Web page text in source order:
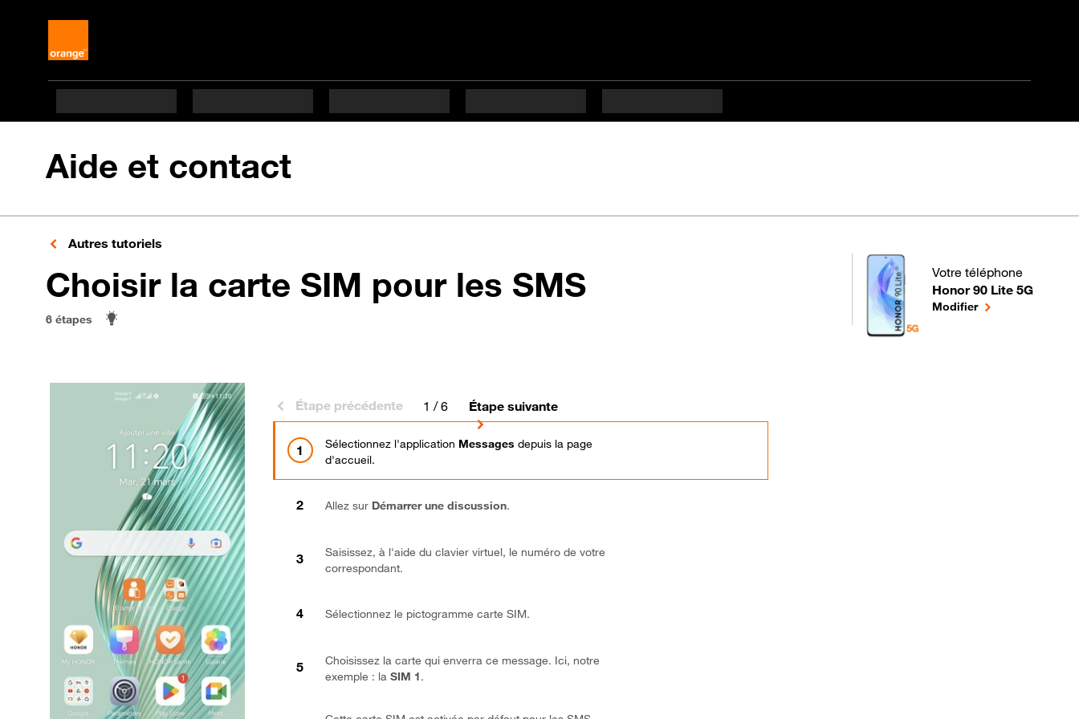
Aide et contact
Autres tutoriels
Choisir la carte SIM pour les SMSen 6 étapes difficulté
6 étapes
Votre téléphone
Honor 90 Lite 5G
pour votre Honor 90 Lite
Modifierle téléphone
Étape précédente 1 / 6 Étape suivante
Sélectionnez l'application Messages depuis la page
d'accueil.
Allez sur Démarrer une discussion.
Saisissez, à l'aide du clavier virtuel, le numéro de votre
correspondant.
Sélectionnez le pictogramme carte SIM.
Choisissez la carte qui enverra ce message. Ici, notre
exemple : la SIM 1.